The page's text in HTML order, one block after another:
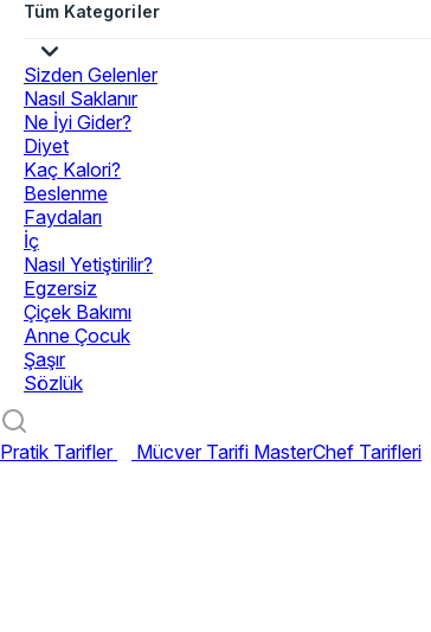
Tüm Kategoriler
Sizden Gelenler
Nasıl Saklanır
Ne İyi Gider?
Diyet
Kaç Kalori?
Beslenme
Faydaları
İç
Nasıl Yetiştirilir?
Egzersiz
Çiçek Bakımı
Anne Çocuk
Şaşır
Sözlük
Pratik Tarifler Mücver Tarifi MasterChef Tarifleri